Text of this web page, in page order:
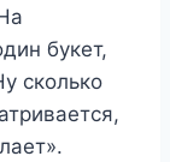
букет,
сколько